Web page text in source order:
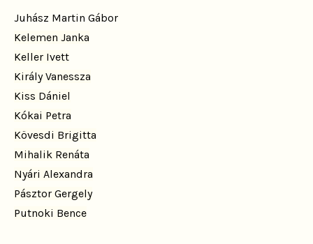
Juhász Martin Gábor
Kelemen Janka
Keller Ivett
Király Vanessza
Kiss Dániel
Kókai Petra
Kövesdi Brigitta
Mihalik Renáta
Nyári Alexandra
Pásztor Gergely
Putnoki Bence